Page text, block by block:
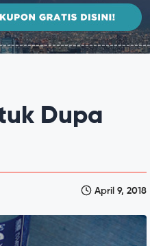
Dupa
April 9, 2018